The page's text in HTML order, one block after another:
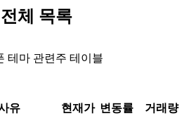
체 목록
테마 관련주 테이블
유 현재가 변동률 거래량